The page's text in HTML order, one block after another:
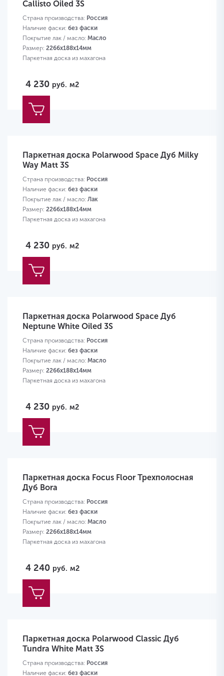
Callisto Oiled 3S
Страна производства: Россия
Наличие фаски: без фаски
Покрытие лак / масло: Масло
Размер: 2266х188х14мм
Паркетная доска из махагона
4 230 руб. м2
Паркетная доска Polarwood Space Дуб Milky
Way Matt 3S
Страна производства: Россия
Наличие фаски: без фаски
Покрытие лак / масло: Лак
Размер: 2266х188х14мм
Паркетная доска из махагона
4 230 руб. м2
Паркетная доска Polarwood Space Дуб
Neptune White Oiled 3S
Страна производства: Россия
Наличие фаски: без фаски
Покрытие лак / масло: Масло
Размер: 2266х188х14мм
Паркетная доска из махагона
4 230 руб. м2
Паркетная доска Focus Floor Трехполосная
Дуб Bora
Страна производства: Россия
Наличие фаски: без фаски
Покрытие лак / масло: Масло
Размер: 2266х188х14мм
Паркетная доска из махагона
4 240 руб. м2
Паркетная доска Polarwood Classic Дуб
Tundra White Matt 3S
Страна производства: Россия
Наличие фаски: без фаски